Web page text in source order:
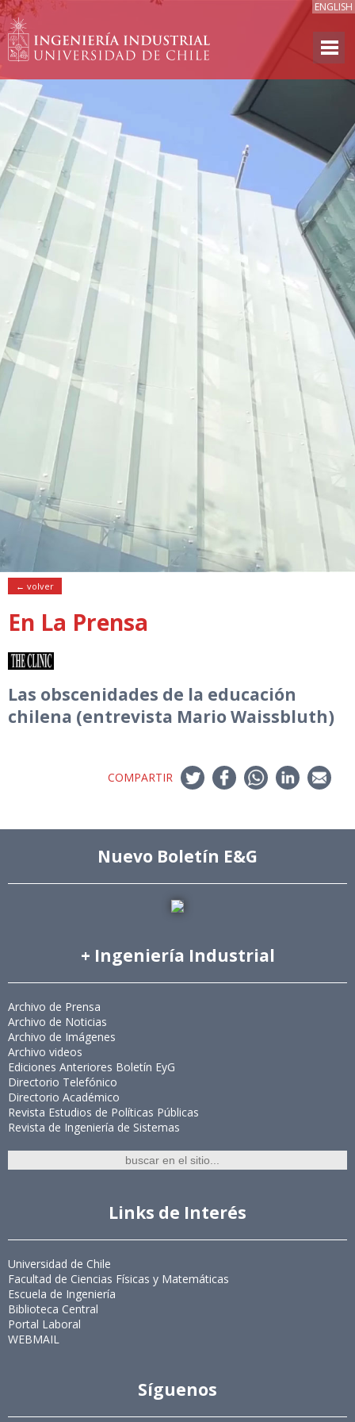
ENGLISH
← volver
En La Prensa
Las obscenidades de la educación
chilena (entrevista Mario Waissbluth)
COMPARTIR
Nuevo Boletín E&G
+ Ingeniería Industrial
Archivo de Prensa
Archivo de Noticias
Archivo de Imágenes
Archivo videos
Ediciones Anteriores Boletín EyG
Directorio Telefónico
Directorio Académico
Revista Estudios de Políticas Públicas
Revista de Ingeniería de Sistemas
Links de Interés
Universidad de Chile
Facultad de Ciencias Físicas y Matemáticas
Escuela de Ingeniería
Biblioteca Central
Portal Laboral
WEBMAIL
Síguenos